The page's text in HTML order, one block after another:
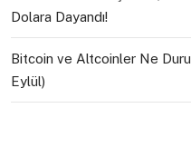
Dolara Dayandı!
Bitcoin ve Altcoinler Ne
Eylül)